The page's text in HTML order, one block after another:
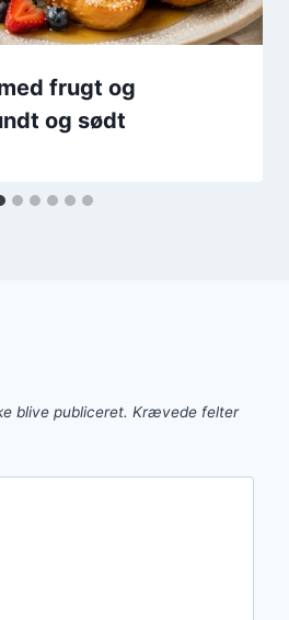
frugt og
og sødt
blive publiceret. Krævede felter